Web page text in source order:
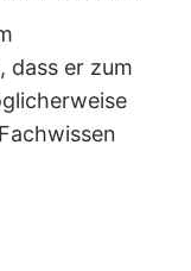
dass er zum